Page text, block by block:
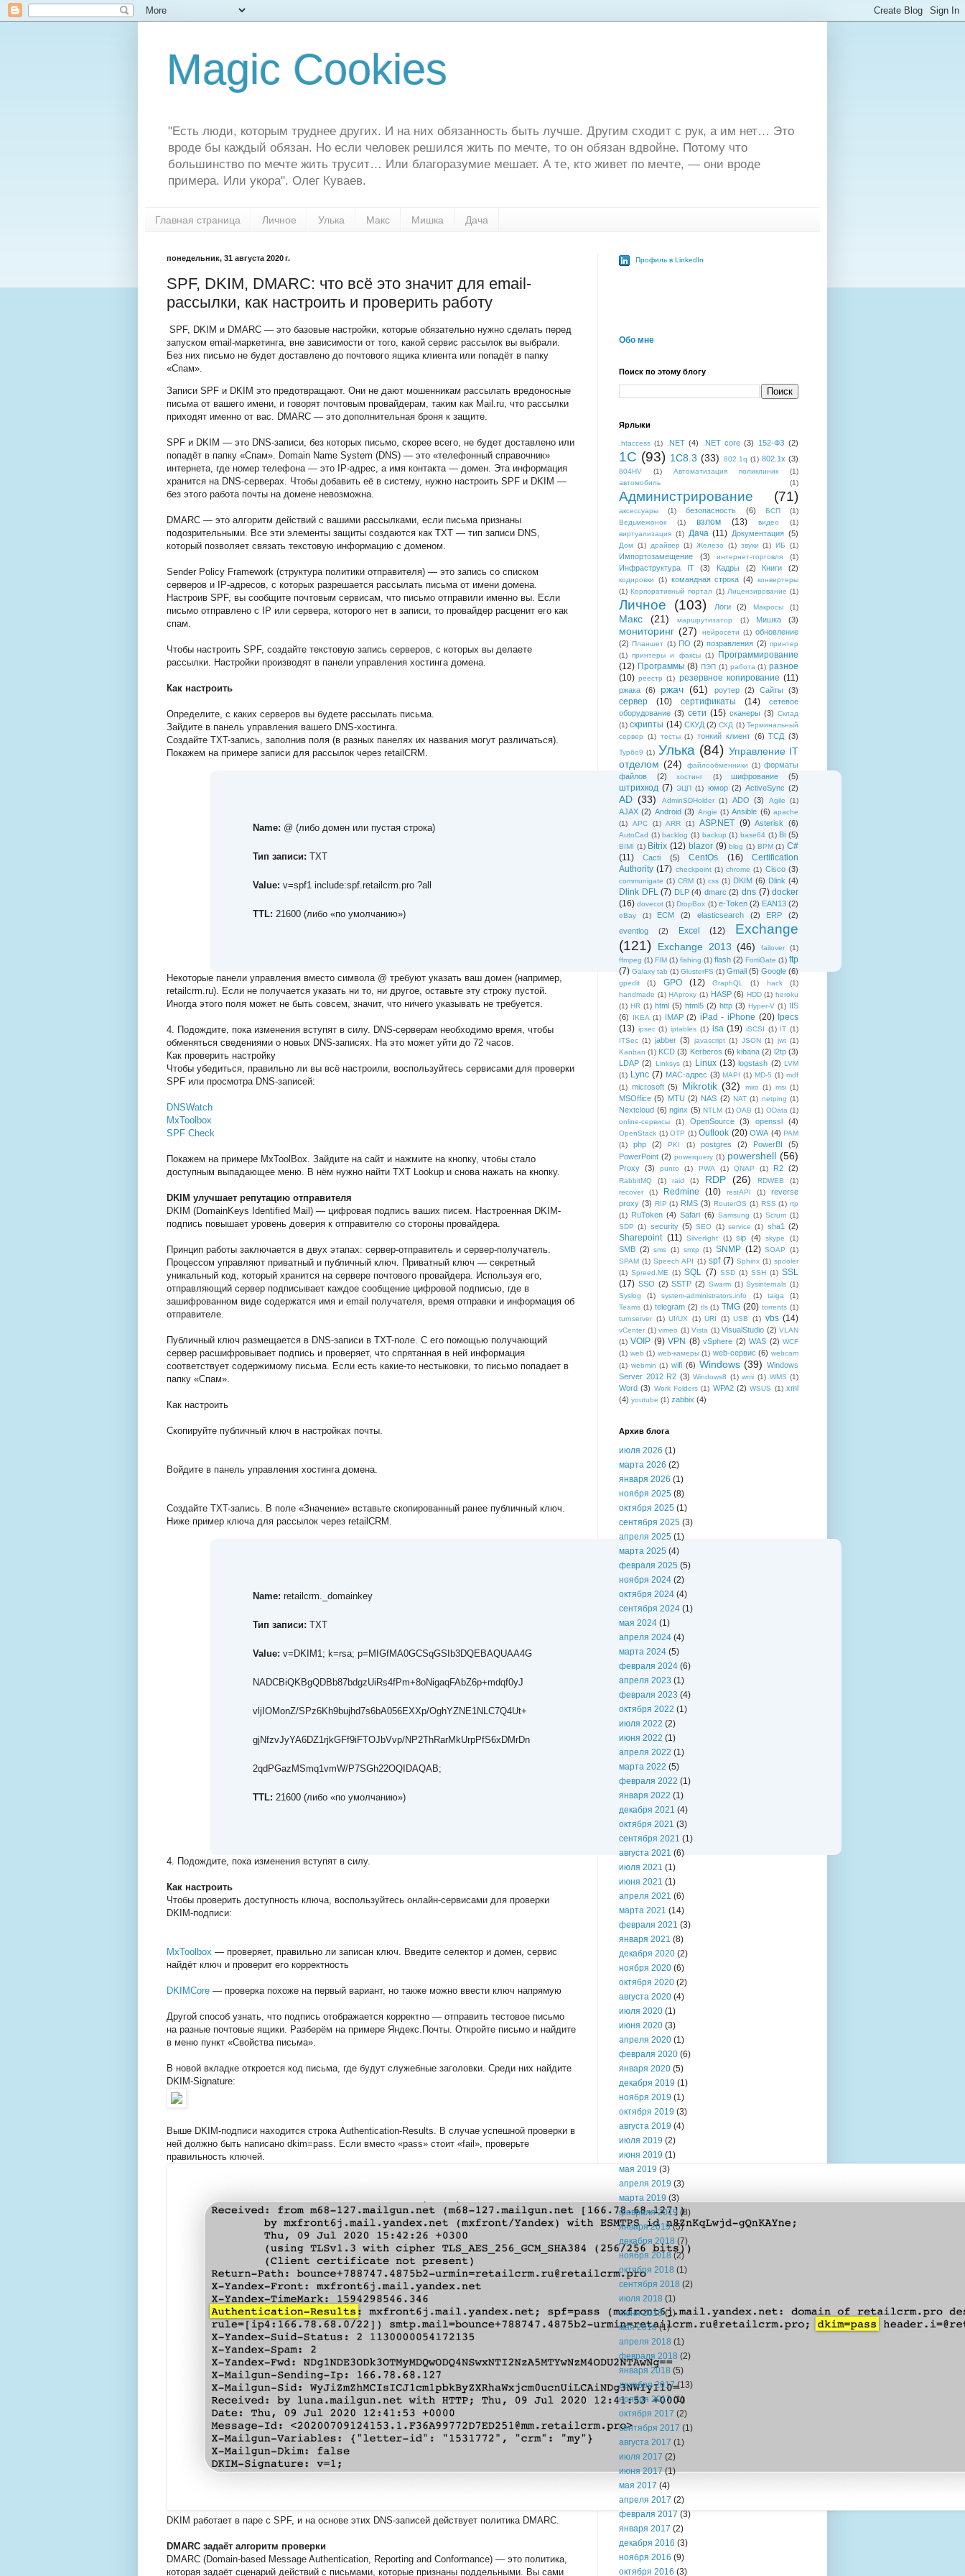
Magic Cookies
"Есть люди, которым труднее других. И на них обязанность быть лучше. Другим сходит с рук, а им нет… Это
вроде бы каждый обязан. Но если человек решился жить по мечте, то он обязан вдвойне. Потому что
большинство по мечте жить трусит… Или благоразумие мешает. А те, кто живет по мечте, — они вроде
примера. Или укора". Олег Куваев.
Главная страница Личное Улька Макс Мишка Дача
понедельник, 31 августа 2020 г.
SPF, DKIM, DMARC: что всё это значит для email-
рассылки, как настроить и проверить работу
SPF, DKIM и DMARC — это базовые настройки, которые обязательно нужно сделать перед
запуском email-маркетинга, вне зависимости от того, какой сервис рассылок вы выбрали.
Без них письмо не будет доставлено до почтового ящика клиента или попадёт в папку
«Спам».
Записи SPF и DKIM это предотвращают. Они не дают мошенникам рассылать вредоносные
письма от вашего имени, и говорят почтовым провайдерам, таким как Mail.ru, что рассылки
приходят именно от вас. DMARC — это дополнительная броня к защите.
SPF и DKIM — это DNS-записи, без которых письмо, скорее всего, не будет доставлено или
попадёт в папку «Спам». Domain Name System (DNS) — это «телефонный справочник»
интернета, где номер телефона — это IP-адрес, а имя контакта — домен. Эта информация
хранится на DNS-серверах. Чтобы добавить её в систему, нужно настроить SPF и DKIM —
без этого работа почты на домене невозможна.
DMARC — это алгоритм действий с вашими рассылками, если письма признаны
подозрительными. Все эти элементы защиты создаются как TXT — тип записи DNS,
который позволяет связать текстовую информацию с доменом.
Sender Policy Framework (структура политики отправителя) — это запись со списком
серверов и IP-адресов, с которых разрешается рассылать письма от имени домена.
Настроив SPF, вы сообщите почтовым сервисам, что письмо отправили именно вы. Если
письмо отправлено с IP или сервера, которого нет в записи, то провайдер расценит его как
спам.
Чтобы настроить SPF, создайте текстовую запись серверов, с которых вы делаете
рассылки. Настройки производят в панели управления хостинга домена.
Как настроить
Определите, с каких серверов вы будете рассылать письма.
Зайдите в панель управления вашего DNS-хостинга.
Создайте TXT-запись, заполнив поля (в разных панелях их названия могут различаться).
Покажем на примере записи для рассылок через retailCRM.
Name: @ (либо домен или пустая строка)
Тип записи: TXT
Value: v=spf1 include:spf.retailcrm.pro ?all
TTL: 21600 (либо «по умолчанию»)
Некоторые панели управления вместо символа @ требуют указать ваш домен (например,
retailcrm.ru). Если не получается указать ни то, ни другое, оставьте эту строку пустой.
Иногда этого поля может не быть совсем, значит, что ничего указывать не требуется.
4. Подождите, пока изменения вступят в силу. DNS-серверам необходимо время, чтобы
обменяться сведениями о новых DNS-записях. На это может уйти до 72 часов.
Как проверить настройку
Чтобы убедиться, правильно ли вы всё настроили, воспользуйтесь сервисами для проверки
SPF или просмотра DNS-записей:
DNSWatch
MxToolbox
SPF Check
Покажем на примере MxToolBox. Зайдите на сайт и нажмите на кнопку, чтобы стало
доступным выпадающее меню. В нём нужно найти TXT Lookup и снова нажать на кнопку.
DKIM улучшает репутацию отправителя
DKIM (DomainKeys Identified Mail) — цифровая подпись ваших писем. Настроенная DKIM-
подпись повышает уровень доверия к отправителю со стороны провайдера.
Принцип работы заключается в двух этапах: сервер-отправитель и сервер-получатель.
Процессом управляют приватный и публичный ключ. Приватный ключ — секретный
уникальный код, который хранится на сервере почтового провайдера. Используя его,
отправляющий сервер подписывает каждое сообщение цифровой подписью, где в
зашифрованном виде содержатся имя и email получателя, время отправки и информация об
отправителе.
Публичный ключ размещается в DNS‑записи в TXT-поле. С его помощью получающий
сервер расшифровывает подпись и проверяет, что спрятанная в ней информация
соответствует содержимому письма. Если есть какие-то нестыковки, то письмо попадает в
папку «Спам».
Как настроить
Скопируйте публичный ключ в настройках почты.
Войдите в панель управления хостинга домена.
Создайте TXT-запись. В поле «Значение» вставьте скопированный ранее публичный ключ.
Ниже пример ключа для рассылок через retailCRM.
Name: retailcrm._domainkey
Тип записи: TXT
Value: v=DKIM1; k=rsa; p=MIGfMA0GCSqGSIb3DQEBAQUAA4G
NADCBiQKBgQDBb87bdgzUiRs4fPm+8oNigaqFAbZ6p+mdqf0yJ
vljIOMonZ/SPz6Kh9bujhd7s6bA056EXXp/OghYZNE1NLC7Q4Ut+
gjNfzvJyYA6DZ1rjkGFf9iFTOJbVvp/NP2ThRarMkUrpPfS6xDMrDn
2qdPGazMSmq1vmW/P7SGh22OQIDAQAB;
TTL: 21600 (либо «по умолчанию»)
4. Подождите, пока изменения вступят в силу.
Как настроить
Чтобы проверить доступность ключа, воспользуйтесь онлайн-сервисами для проверки
DKIM-подписи:
MxToolbox — проверяет, правильно ли записан ключ. Введите селектор и домен, сервис
найдёт ключ и проверит его корректность
DKIMCore — проверка похоже на первый вариант, но также можно ввести ключ напрямую
Другой способ узнать, что подпись отображается корректно — отправить тестовое письмо
на разные почтовые ящики. Разберём на примере Яндекс.Почты. Откройте письмо и найдите
в меню пункт «Свойства письма».
В новой вкладке откроется код письма, где будут служебные заголовки. Среди них найдите
DKIM-Signature:
Выше DKIM-подписи находится строка Authentication-Results. В случае успешной проверки в
ней должно быть написано dkim=pass. Если вместо «pass» стоит «fail», проверьте
правильность ключей.
DKIM работает в паре с SPF, и на основе этих DNS-записей действует политика DMARC.
DMARC задаёт алгоритм проверки
DMARC (Domain-based Message Authentication, Reporting and Conformance) — это политика,
которая задаёт сценарий действий с письмами, которые признаны поддельными. Вы сами
Профиль в LinkedIn
Обо мне
Поиск по этому блогу
Ярлыки
.htaccess (1) .NET (4) .NET core (3) 152-ФЗ (2)
1С (93) 1C8.3 (33) 802.1q (1) 802.1x (3)
804HV (1) Автоматизация поликлиник
(1)
автомобиль
(1)
Администрирование (71)
аксессуары (1) безопасность (6) БСП
(1)
Ведьмежонок
(1) взлом (13) видео
(1)
виртуализация (1) Дача (11) Документация (5)
Дом (1) драйвер (1) Железо (1) звуки (1) ИБ (1)
Импортозамещение (3) интернет-торговля (1)
Инфраструктура IT (3) Кадры (2) Книги (2)
кодировки (1) командная строка (4)
конвертеры
(1) Корпоративный портал (1) Лицензирование (1)
Личное (103) Логи (2) Макросы (1)
Макс (21) маршрутизатор (1) Мишка (3)
мониторинг (27) нейросети (1) обновление
(2) Планшет (1) ПО (2) позравления (2) принтер
(1) принтеры и факсы (1)
Программирование
(12) Программы (8) ПЭП (1) работа (1) разное
(10) реестр (1) резервное копирование (11)
ржака (6) ржач (61) роутер (2) Сайты (3)
сервер (10) сертификаты (14)
сетевое
оборудование (3) сети (15) сканеры (3) Склад
(1) скрипты (14) СКУД (2) СХД (1) Терминальный
сервер
(1) тесты (1) тонкий клиент (6) ТСД (3)
Турбо9 (1) Улька (84) Управление IT
отделом (24) файлообменники (1) форматы
файлов
(2) хостинг (1) шифрование (5)
штрихкод (7) ЭЦП (1) юмор (2) ActiveSync (2)
AD (33) AdminSDHolder (1) ADO (3) Agile (1)
AJAX (2) Android (3) Angie (1) Ansible (6) apache
(1)
APC (1) ARR (1) ASP.NET (9) Asterisk (6)
AutoCad (1) backlog (1) backup (1) base64 (1) Bi (5)
BIMI (1) Bitrix (12) blazor (9) blog (1) BPM (1) C#
(11)
Cacti (5) CentOs (16)
Certification
Authority (17) checkpoint (1) chrome (1) Cisco (3)
communigate (1) CRM (1) css (1) DKIM (6) Dlink (4)
Dlink DFL (7) DLP (4) dmarc (2) dns (7) docker
(16) dovecot (1) DropBox (1) e-Token (2) EAN13 (2)
eBay (1) ECM (2) elasticsearch (2) ERP
(2)
eventlog
(2) Excel (12)
Exchange
(121)
Exchange 2013 (46) failover
(1)
ffmpeg (1) FIM (1) fishing (1) flash (2) FortiGate (1) ftp
(7) Galaxy tab (1) GlusterFS (1) Gmail (5) Google (6)
gpedit (1) GPO (12) GraphQL (1) hack
(1)
handmade (1) HAproxy (1) HASP (6) HDD (1) heroku
(1) HR (1) html (5) html5 (2) http (3) Hyper-V (1) IIS
(6)
IKEA (1) IMAP (2) iPad - iPhone (20) Ipecs
(13) ipsec (1) iptables (1) isa (19) iSCSI (1) IT (1)
ITSec (1) jabber (3) javascript (1) JSON (1) jwt (1)
Kanban (1) KCD (3) Kerberos (6) kibana (2) l2tp (3)
LDAP (2) Linksys (1) Linux (13) logstash (2) LVM
(1) Lync (7) MAC-адрес (3) MAPI (1) MD-5 (1) mdf
(1) microsoft (5) Mikrotik (32) miro (1) msi (1)
MSOffice (5) MTU (2) NAS (2) NAT (1) netping (1)
Nextcloud (6) nginx (5) NTLM (1) OAB (1) OData (1)
online-сервисы
(1) OpenSource (3) openssl (4)
OpenStack (1) OTP (1) Outlook (20) OWA (4) PAM
(1)
php (2) PKI (1) postgres (2) PowerBI
(5)
PowerPoint (2) powerquery (1) powershell (56)
Proxy (3) punto (1) PWA (1) QNAP (1) R2 (2)
RabbitMQ (1) raid (1) RDP (26) RDWEB
(1)
recover
(1) Redmine (10) restAPI (1)
reverse
proxy (3) RIP (1) RMS (3) RouterOS (1) RSS (1) rtp
(1) RuToken (4) Safari (6) Samsung (1) Scrum (1)
SDP (1) security (5) SEO (1) service (1) sha1 (2)
Sharepoint (11) Silverlight (1) sip (4) skype (1)
SMB (2) sms (1) smtp (1) SNMP (12) SOAP
(1)
SPAM (1) Speech API (1) spf (7) Sphinx (1) spooler
(1) Spreed.ME (1) SQL (7) SSD (1) SSH (1) SSL
(17) SSO (2) SSTP (2) Swarm (1) Sysinternals (1)
Syslog
(1) system-administrators.info (1) taiga
(1)
Teams (1) telegram (2) tls (1) TMG (20) torrents (1)
turnserver (1) UI/UX (1) URI (1) USB (1) vbs (14)
vCenter (1) vimeo (1) Vista (1) VisualStudio (2) VLAN
(1) VOIP (9) VPN (8) vSphere (2) WAS (2) WCF
(1) web (1) web-камеры (1) web-сервис (6) webcam
(1) webmin (1) wifi (6) Windows (39) Windows
Server 2012 R2 (3) Windows8 (1) wmi (1) WMS (1)
Word (3) Work Folders (1) WPA2 (2) WSUS (1) xml
(4) youtube (1) zabbix (4)
Архив блога
июля 2026 (1)
марта 2026 (2)
января 2026 (1)
ноября 2025 (8)
октября 2025 (1)
сентября 2025 (3)
апреля 2025 (1)
марта 2025 (4)
февраля 2025 (5)
ноября 2024 (2)
октября 2024 (4)
сентября 2024 (1)
мая 2024 (1)
апреля 2024 (4)
марта 2024 (5)
февраля 2024 (6)
апреля 2023 (1)
февраля 2023 (4)
октября 2022 (1)
июля 2022 (2)
июня 2022 (1)
апреля 2022 (1)
марта 2022 (5)
февраля 2022 (1)
января 2022 (1)
декабря 2021 (4)
октября 2021 (3)
сентября 2021 (1)
августа 2021 (6)
июля 2021 (1)
июня 2021 (1)
апреля 2021 (6)
марта 2021 (14)
февраля 2021 (3)
января 2021 (8)
декабря 2020 (2)
ноября 2020 (6)
октября 2020 (2)
августа 2020 (4)
июля 2020 (1)
июня 2020 (3)
апреля 2020 (1)
февраля 2020 (6)
января 2020 (5)
декабря 2019 (1)
ноября 2019 (1)
октября 2019 (3)
августа 2019 (4)
июля 2019 (2)
июня 2019 (1)
мая 2019 (3)
апреля 2019 (3)
марта 2019 (3)
февраля 2019 (8)
января 2019(5)
декабря 2018 (7)
ноября 2018 (2)
октября 2018 (1)
сентября 2018 (2)
июля 2018 (1)
июня 2018(1)
мая 2018(1)
апреля 2018 (1)
февраля 2018 (2)
января 2018 (5)
декабря 2017(13)
ноября 2017(1)
октября 2017 (2)
сентября 2017 (1)
августа 2017 (1)
июля 2017 (2)
июня 2017(1)
мая 2017 (4)
апреля 2017 (2)
февраля 2017 (3)
января 2017 (2)
декабря 2016 (3)
ноября 2016 (9)
октября 2016 (3)